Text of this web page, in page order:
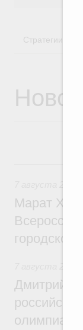
Стратегии
Марат
городской
Дмитрий
олимпиаде